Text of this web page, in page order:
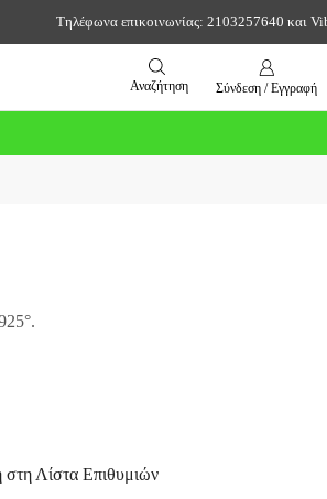
Τηλέφωνα επικοινωνίας: 2103257640 και
Αναζήτηση Σύνδεση / Εγγραφή
Λίστα Επιθυμιών